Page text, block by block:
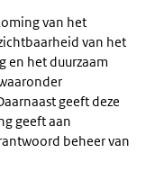
van het
van het
en het duurzaam
geeft deze
geeft aan
beheer van